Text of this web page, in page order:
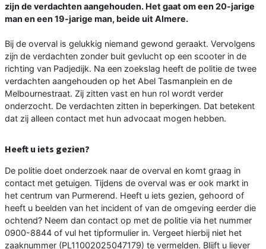
zijn de verdachten aangehouden. Het gaat om een 20-jarige
man en een 19-jarige man, beide uit Almere.
Bij de overval is gelukkig niemand gewond geraakt. Vervolgens
zijn de verdachten zonder buit gevlucht op een scooter in de
richting van Padjedijk. Na een zoekslag heeft de politie de twee
verdachten aangehouden op het Abel Tasmanplein en de
Melbournestraat. Zij zitten vast en hun rol wordt verder
onderzocht. De verdachten zitten in beperkingen. Dat betekent
dat zij alleen contact met hun advocaat mogen hebben.
Heeft u iets gezien?
De politie doet onderzoek naar de overval en komt graag in
contact met getuigen. Tijdens de overval was er ook markt in
het centrum van Purmerend. Heeft u iets gezien, gehoord of
heeft u beelden van het incident of van de omgeving eerder die
ochtend? Neem dan contact op met de politie via het nummer
0900-8844 of vul het tipformulier in. Vergeet hierbij niet het
zaaknummer (PL11002025047179) te vermelden. Blijft u liever